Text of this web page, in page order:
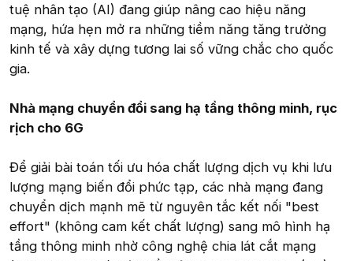
tuệ nhân tạo (AI) đang giúp nâng cao hiệu năng
mạng, hứa hẹn mở ra những tiềm năng tăng trưởng
kinh tế và xây dựng tương lai số vững chắc cho quốc
gia.
Nhà mạng chuyển đổi sang hạ tầng thông minh, rục
rịch cho 6G
Để giải bài toán tối ưu hóa chất lượng dịch vụ khi lưu
lượng mạng biến đổi phức tạp, các nhà mạng đang
chuyển dịch mạnh mẽ từ nguyên tắc kết nối "best
effort" (không cam kết chất lượng) sang mô hình hạ
tầng thông minh nhờ công nghệ chia lát cắt mạng